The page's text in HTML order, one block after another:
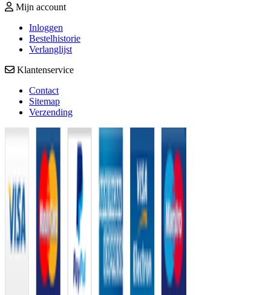
Mijn account
Inloggen
Bestelhistorie
Verlanglijst
Klantenservice
Contact
Sitemap
Verzending